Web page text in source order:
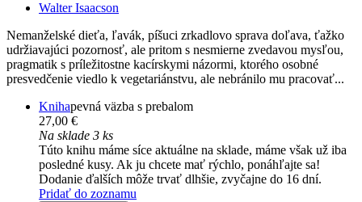
Walter Isaacson
Nemanželské dieťa, ľavák, píšuci zrkadlovo sprava doľava, ťažko
udržiavajúci pozornosť, ale pritom s nesmierne zvedavou mysľou,
pragmatik s príležitostne kacírskymi názormi, ktorého osobné
presvedčenie viedlo k vegetariánstvu, ale nebránilo mu pracovať...
Knihapevná väzba s prebalom
27,00 €
Na sklade 3 ks
Túto knihu máme síce aktuálne na sklade, máme však už iba
posledné kusy. Ak ju chcete mať rýchlo, ponáhľajte sa!
Dodanie ďalších môže trvať dlhšie, zvyčajne do 16 dní.
Pridať do zoznamu